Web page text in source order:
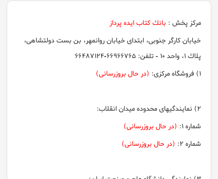
مركز پخش : بانك كتاب ايده پرداز
خيابان كارگر جنوبی، ابتدای خيابان روانمهر، بن بست دولتشاهی،
پلاك 1، واحد 10 - تلفن: 66966765-66487124
1) فروشگاه مركزی:
(در حال بروزرسانی)
2) نمايندگیهای محدوده ميدان انقلاب:
شماره 1:
(در حال بروزرسانی)
شماره 2:
(در حال بروزرسانی)